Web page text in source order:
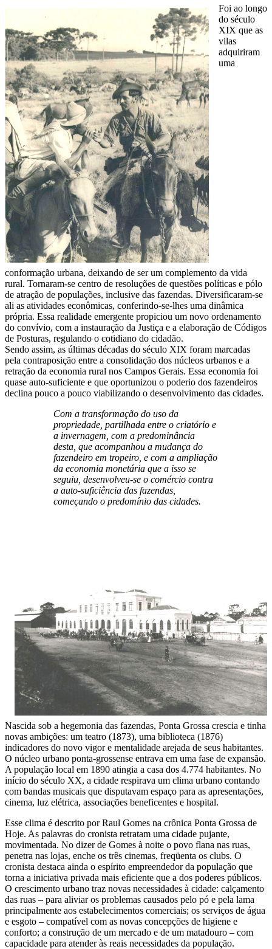
Foi ao longo
do século
XIX que as
vilas
adquiriram
uma
conformação urbana, deixando de ser um complemento da vida
rural. Tornaram-se centro de resoluções de questões políticas e pólo
de atração de populações, inclusive das fazendas. Diversificaram-se
ali as atividades econômicas, conferindo-se-lhes uma dinâmica
própria. Essa realidade emergente propiciou um novo ordenamento
do convívio, com a instauração da Justiça e a elaboração de Códigos
de Posturas, regulando o cotidiano do cidadão.
Sendo assim, as últimas décadas do século XIX foram marcadas
pela contraposição entre a consolidação dos núcleos urbanos e a
retração da economia rural nos Campos Gerais. Essa economia foi
quase auto-suficiente e que oportunizou o poderio dos fazendeiros
declina pouco a pouco viabilizando o desenvolvimento das cidades.
Com a transformação do uso da
propriedade, partilhada entre o criatório e
a invernagem, com a predominância
desta, que acompanhou a mudança do
fazendeiro em tropeiro, e com a ampliação
da economia monetária que a isso se
seguiu, desenvolveu-se o comércio contra
a auto-suficiência das fazendas,
começando o predomínio das cidades.
Nascida sob a hegemonia das fazendas, Ponta Grossa crescia e tinha
novas ambições: um teatro (1873), uma biblioteca (1876)
indicadores do novo vigor e mentalidade arejada de seus habitantes.
O núcleo urbano ponta-grossense entrava em uma fase de expansão.
A população local em 1890 atingia a casa dos 4.774 habitantes. No
início do século XX, a cidade respirava um clima urbano contando
com bandas musicais que disputavam espaço para as apresentações,
cinema, luz elétrica, associações beneficentes e hospital.
Esse clima é descrito por Raul Gomes na crônica Ponta Grossa de
Hoje. As palavras do cronista retratam uma cidade pujante,
movimentada. No dizer de Gomes à noite o povo flana nas ruas,
penetra nas lojas, enche os três cinemas, freqüenta os clubs. O
cronista destaca ainda o espírito empreendedor da população que
torna a iniciativa privada mais eficiente que a dos poderes públicos.
O crescimento urbano traz novas necessidades à cidade: calçamento
das ruas – para aliviar os problemas causados pelo pó e pela lama
principalmente aos estabelecimentos comerciais; os serviços de água
e esgoto – compatível com as novas concepções de higiene e
conforto; a construção de um mercado e de um matadouro – com
capacidade para atender às reais necessidades da população.